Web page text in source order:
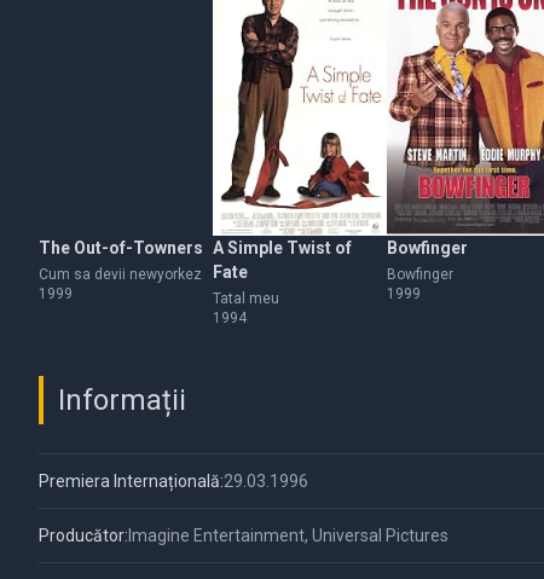
The Out-of-Towners
Cum sa devii newyorkez
1999
A Simple Twist of
Fate
Tatal meu
1994
Bowfinger
Bowfinger
1999
Informații
Premiera Internațională:29.03.1996
Producător: Imagine Entertainment, Universal Pictures